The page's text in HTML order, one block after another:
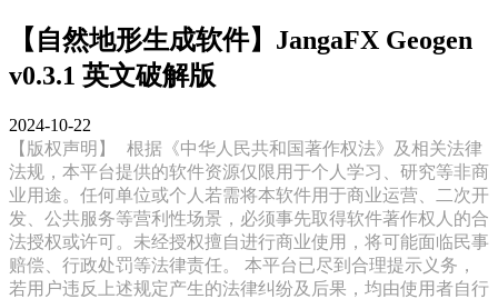
【自然地形生成软件】JangaFX Geogen
v0.3.1 英文破解版
2024-10-22
【版权声明】
根据《中华人民共和国著作权法》及相关法律
法规，本平台提供的软件资源仅限用于个人学习、研究等非商
业用途。任何单位或个人若需将本软件用于商业运营、二次开
发、公共服务等营利性场景，必须事先取得软件著作权人的合
法授权或许可。未经授权擅自进行商业使用，将可能面临民事
赔偿、行政处罚等法律责任。 本平台已尽到合理提示义务，
若用户违反上述规定产生的法律纠纷及后果，均由使用者自行